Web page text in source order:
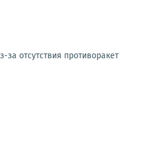
отсутствия противоракет